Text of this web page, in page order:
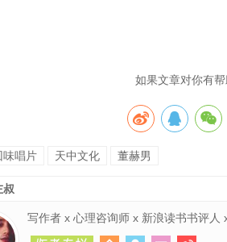
如果文章对你有
味唱片 天中文化 董赫男
叔
写作者 x 心理咨询师 x 新浪读书书评人